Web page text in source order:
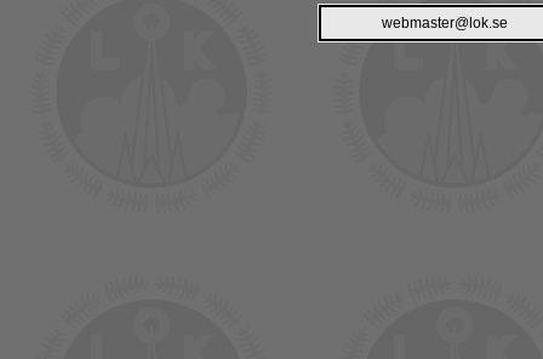
webmaster@lok.se